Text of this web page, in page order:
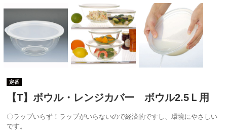
定番
【T】ボウル・レンジカバー ボウル2.5Ｌ用
〇ラップいらず！ラップがいらないので経済的ですし、環境にやさしい
です。